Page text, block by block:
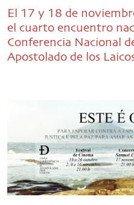
El 17 y 18 de
el cuarto encuentro
Conferencia Nacional
Apostolado de los